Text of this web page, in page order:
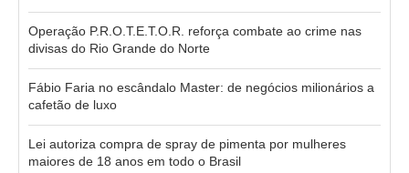
Operação P.R.O.T.E.T.O.R. reforça combate ao crime nas
divisas do Rio Grande do Norte
Fábio Faria no escândalo Master: de negócios milionários a
cafetão de luxo
Lei autoriza compra de spray de pimenta por mulheres
maiores de 18 anos em todo o Brasil